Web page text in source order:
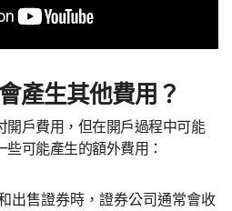
產生其他費用？
開戶費用，但在開戶過程中可能
可能產生的額外費用：
出售證券時，證券公司通常會收